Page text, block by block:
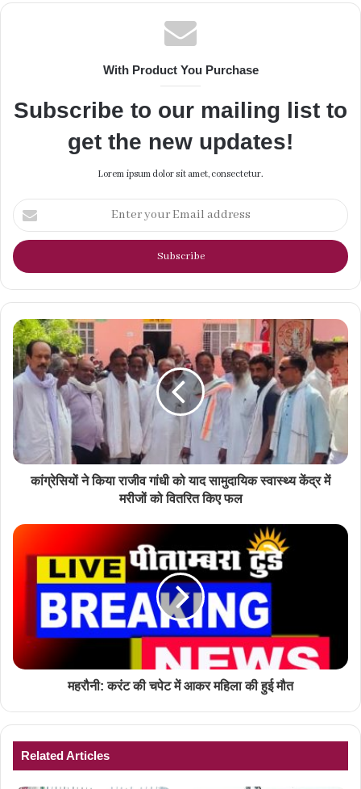
With Product You Purchase
Subscribe to our mailing list to
get the new updates!
Lorem ipsum dolor sit amet, consectetur.
Enter
your
Email
address
कांग्रेसियों ने किया राजीव गांधी को याद सामुदायिक स्वास्थ्य केंद्र में
मरीजों को वितरित किए फल
महरौनी: करंट की चपेट में आकर महिला की हुई मौत
Related Articles